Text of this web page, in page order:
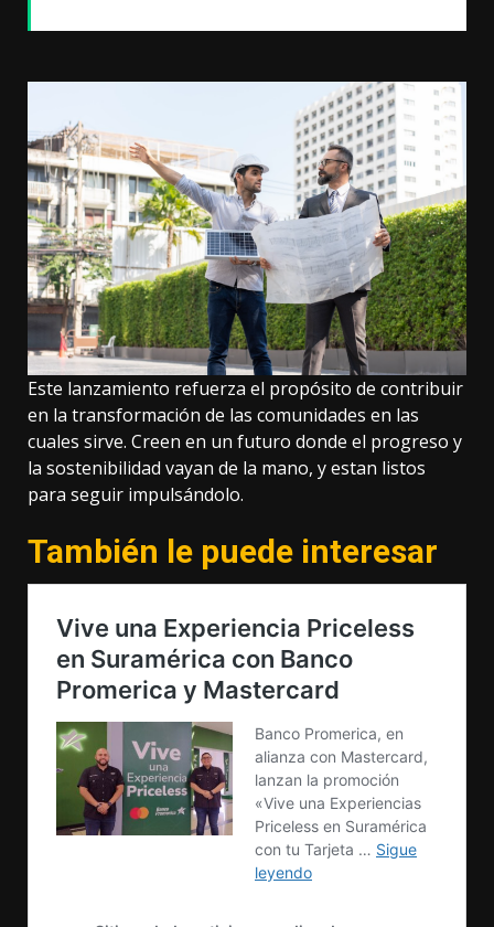
Este lanzamiento refuerza el propósito de contribuir
en la transformación de las comunidades en las
cuales sirve. Creen en un futuro donde el progreso y
la sostenibilidad vayan de la mano, y estan listos
para seguir impulsándolo.
También le puede interesar